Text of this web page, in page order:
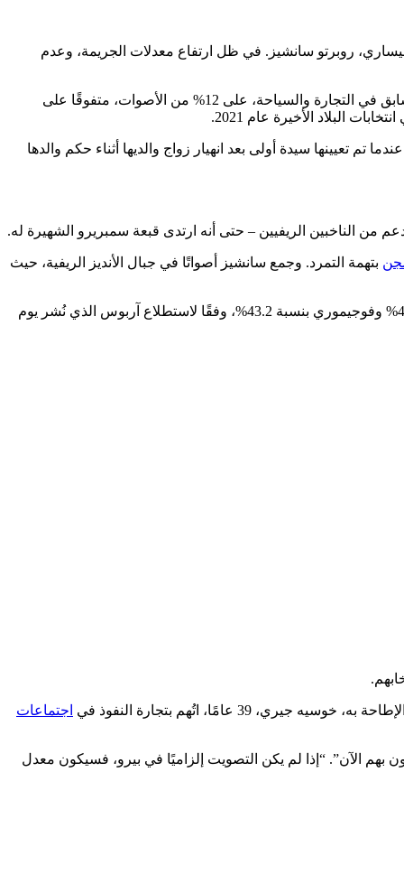
روبرتو سانشيز. في ظل ارتفاع معدلات الجريمة، وعدم
. بينما حصل سانشيز، الوزير السابق في التجارة والسياحة، على 12% من الأصوات، متفوقًا على
سيدة أولى بعد انهيار زواج والديها أثناء حكم والدها
بتهمة التمرد. وجمع سانشيز أصواتًا في جبال الأنديز الريفية، حيث
، مع سانشيز بنسبة 43.8% وفوجيموري بنسبة 43.2%، وفقًا لاستطلاع آربوس الذي نُشر يوم
اتُهم بتجارة النفوذ في اجتماعات
بهم الآن”. “إذا لم يكن التصويت إلزاميًا في بيرو، فسيكون معدل